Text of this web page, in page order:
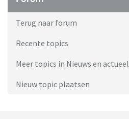
Terug naar forum
Recente topics
Meer topics in Nieuws en actueel
Nieuw topic plaatsen